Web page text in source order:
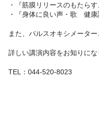
・『筋膜リリースのもたら
・『身体に良い声・歌 健
また、パルスオキシメータ
詳しい講演内容をお知りに
TEL：044-520-8023